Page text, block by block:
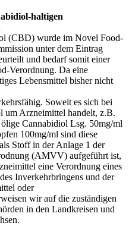
haltigen
(CBD) wurde im Novel Food-
unter dem Eintrag
und bedarf somit einer
Verordnung. Da eine
Lebensmittel bisher nicht
Soweit es sich bei
um Arzneimittel handelt, z.B.
Cannabidiol Lsg. 50mg/ml
100mg/ml sind diese
Stoff in der Anlage 1 der
(AMVV) aufgeführt ist,
eine Verordnung eines
Inverkehrbringens und der
oder
wir auf die zuständigen
in den Landkreisen und